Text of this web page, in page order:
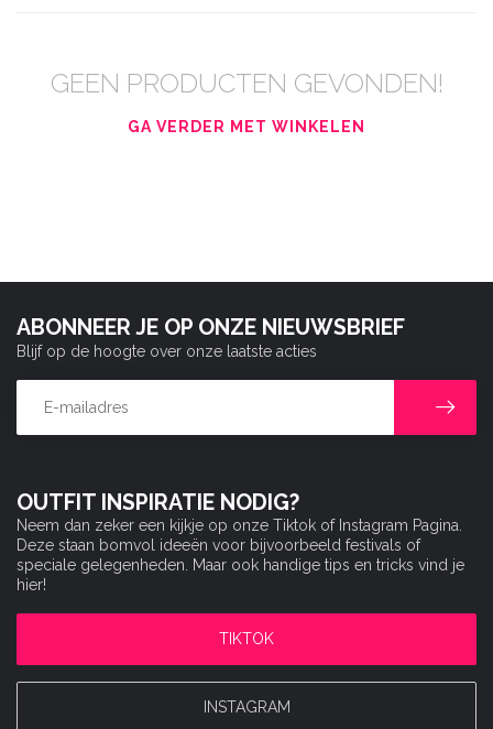
GEEN PRODUCTEN GEVONDEN!
GA VERDER MET WINKELEN
OUTFIT INSPIRATIE NODIG?
Neem dan zeker een kijkje op onze Tiktok of Instagram Pagina.
Deze staan bomvol ideeën voor bijvoorbeeld festivals of
speciale gelegenheden. Maar ook handige tips en tricks vind je
hier!
TIKTOK
INSTAGRAM
ABONNEER JE OP ONZE NIEUWSBRIEF
Blijf op de hoogte over onze laatste acties